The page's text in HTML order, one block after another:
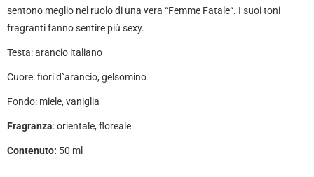
sentono meglio nel ruolo di una vera “Femme Fatale“. I suoi toni
fragranti fanno sentire più sexy.
Testa: arancio italiano
Cuore: fiori d`arancio, gelsomino
Fondo: miele, vaniglia
Fragranza: orientale, floreale
Contenuto: 50 ml